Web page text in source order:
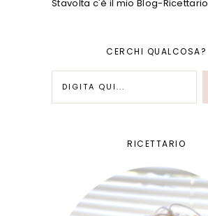
Stavolta c'è il mio Blog-Ricettario
CERCHI QUALCOSA?
RICETTARIO